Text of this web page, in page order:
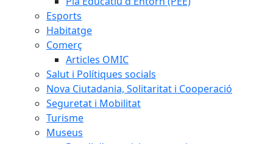
Esports
Habitatge
Comerç
Articles OMIC
Salut i Polítiques socials
Nova Ciutadania, Solitaritat i Cooperació
Seguretat i Mobilitat
Turisme
Museus